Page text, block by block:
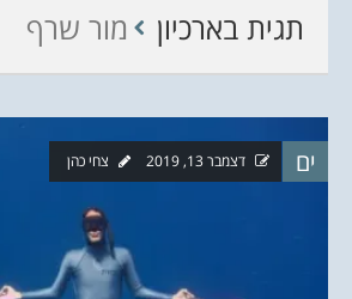
תגית בארכיון מור שרף
ים דצמבר 13, 2019 צחי כהן